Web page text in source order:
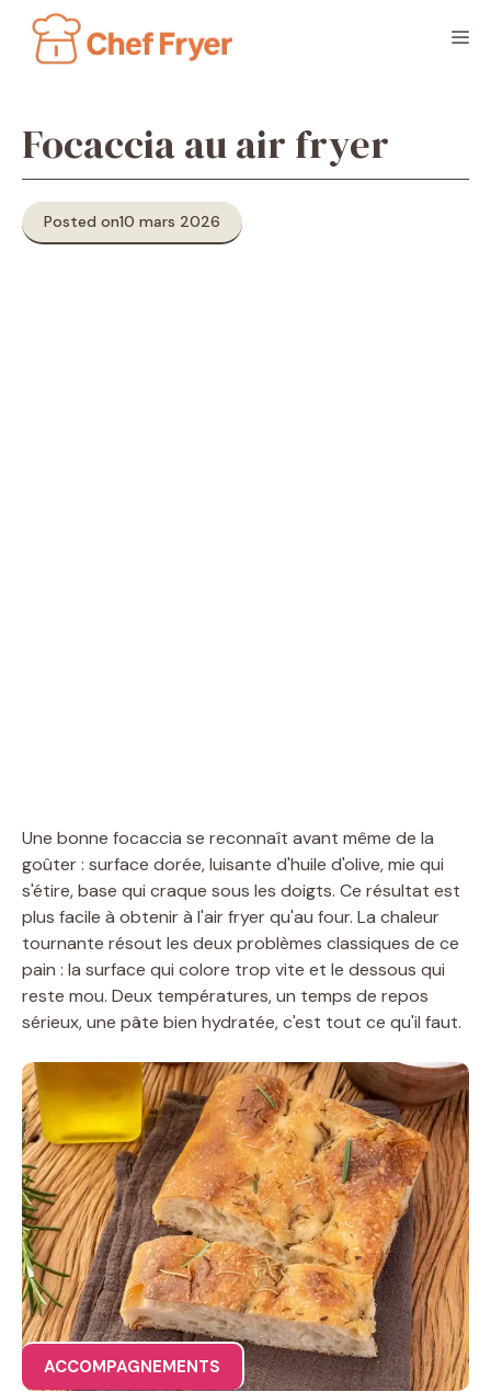
contenu
Focaccia au air fryer
Posted on10 mars 2026
Une bonne focaccia se reconnaît avant même de la
goûter : surface dorée, luisante d'huile d'olive, mie qui
s'étire, base qui craque sous les doigts. Ce résultat est
plus facile à obtenir à l'air fryer qu'au four. La chaleur
tournante résout les deux problèmes classiques de ce
pain : la surface qui colore trop vite et le dessous qui
reste mou. Deux températures, un temps de repos
sérieux, une pâte bien hydratée, c'est tout ce qu'il faut.
ACCOMPAGNEMENTS